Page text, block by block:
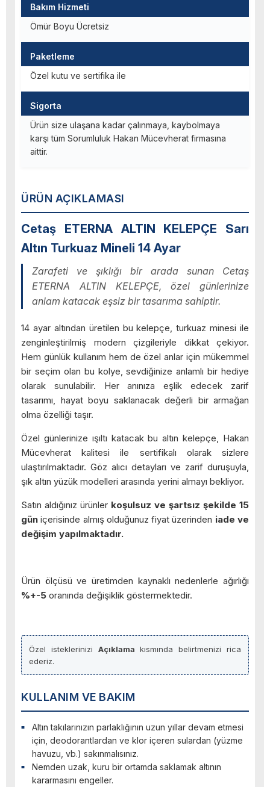
ÜRÜN AÇIKLAMASI
Cetaş ETERNA ALTIN KELEPÇE Sarı
Altın Turkuaz Mineli 14 Ayar
Zarafeti ve şıklığı bir arada sunan Cetaş
ETERNA ALTIN KELEPÇE, özel günlerinize
anlam katacak eşsiz bir tasarıma sahiptir.
14 ayar altından üretilen bu kelepçe, turkuaz minesi ile
zenginleştirilmiş modern çizgileriyle dikkat çekiyor.
Hem günlük kullanım hem de özel anlar için mükemmel
bir seçim olan bu kolye, sevdiğinize anlamlı bir hediye
olarak sunulabilir. Her anınıza eşlik edecek zarif
tasarımı, hayat boyu saklanacak değerli bir armağan
olma özelliği taşır.
Özel günlerinize ışıltı katacak bu altın kelepçe, Hakan
Mücevherat kalitesi ile sertifikalı olarak sizlere
ulaştırılmaktadır. Göz alıcı detayları ve zarif duruşuyla,
şık altın yüzük modelleri arasında yerini almayı bekliyor.
Satın aldığınız ürünler koşulsuz ve şartsız şekilde 15
gün içerisinde almış olduğunuz fiyat üzerinden iade ve
değişim yapılmaktadır.
Ürün ölçüsü ve üretimden kaynaklı nedenlerle ağırlığı
%+-5 oranında değişiklik göstermektedir.
Özel isteklerinizi Açıklama kısmında belirtmenizi rica
ederiz.
Bakım Hizmeti
Ömür Boyu Ücretsiz
Paketleme
Özel kutu ve sertifika ile
Sigorta
Ürün size ulaşana kadar çalınmaya, kaybolmaya
karşı tüm Sorumluluk Hakan Mücevherat firmasına
aittir.
KULLANIM VE BAKIM
Altın takılarınızın parlaklığının uzun yıllar devam etmesi
için, deodorantlardan ve klor içeren sulardan (yüzme
havuzu, vb.) sakınmalısınız.
Nemden uzak, kuru bir ortamda saklamak altının
kararmasını engeller.